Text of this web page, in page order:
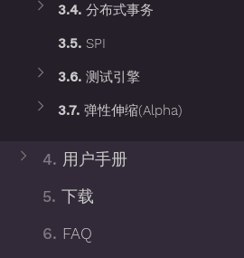
3.4.分布式事务
3.5. SPI
3.6.测试引擎
3.7.弹性伸缩(Alpha)
4. 用户手册
5. 下载
6. FAQ